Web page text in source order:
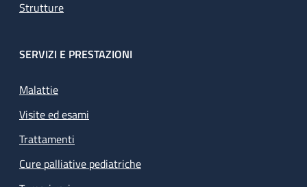
Strutture
SERVIZI E PRESTAZIONI
Malattie
Visite ed esami
Trattamenti
Cure palliative pediatriche